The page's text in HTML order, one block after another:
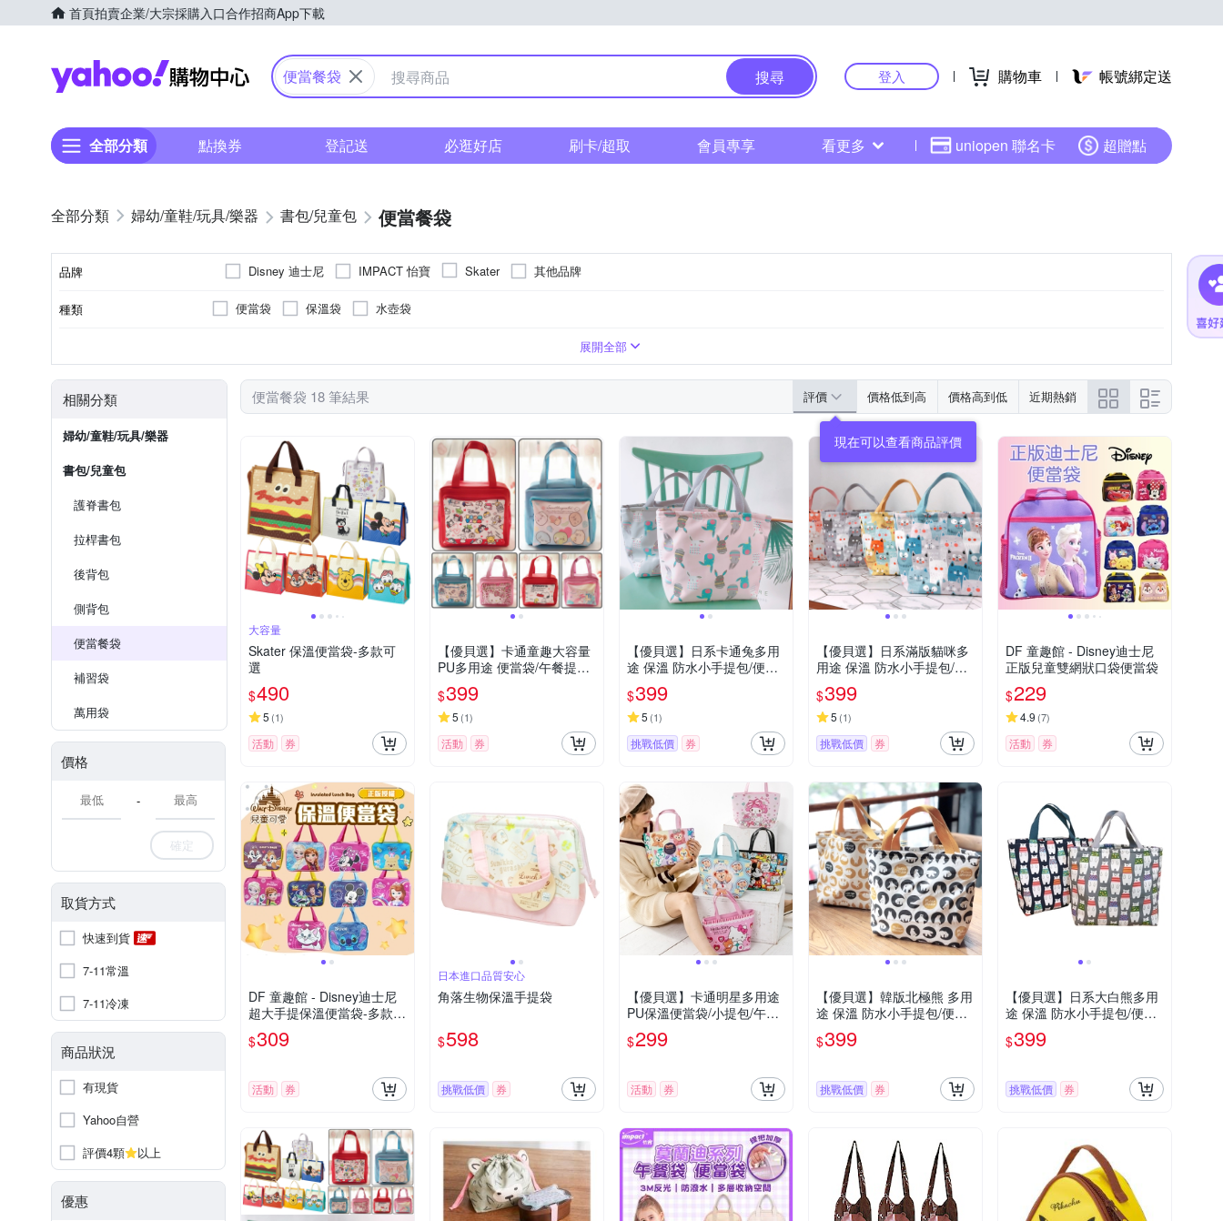
首頁拍賣企業/大宗採購入口合作招商App下載
Yahoo購物中心
便當餐袋 搜尋 登入 購物車 帳號綁定送
全部分類 點換券 登記送 必逛好店 刷卡/超取 會員專享 看更多 uniopen 聯名卡 超贈點
婦幼/童鞋/玩具/樂器 書包/兒童包 便當餐袋
品牌 Disney 迪士尼 IMPACT 怡寶 Skater 其他品牌
種類 便當袋 保溫袋 水壺袋
展開全部
相關分類
婦幼/童鞋/玩具/樂器
書包/兒童包
護脊書包
拉桿書包
後背包
側背包
便當餐袋
補習袋
萬用袋
價格
-
確定
取貨方式
快速到貨
7-11常溫
7-11冷凍
商品狀況
有現貨
Yahoo自營
評價4顆
以上
優惠
便當餐袋 18 筆結果 評價 價格低到高 價格高到低 近期熱銷
現在可以查看商品評價
大容量
Skater 保溫便當袋-多款可
選
$490
5 (1)
活動 券
【優貝選】卡通童趣大容量
PU多用途 便當袋/午餐提包/
媽媽提包
$399
5 (1)
活動 券
【優貝選】日系卡通兔多用
途 保溫 防水小手提包/便當
袋/午餐提包(4色)
$399
5 (1)
挑戰低價 券
【優貝選】日系滿版貓咪多
用途 保溫 防水小手提包/便
當袋/午餐提包(4色)
$399
5 (1)
挑戰低價 券
DF 童趣館 - Disney迪士尼
正版兒童雙網狀口袋便當袋
$229
4.9 (7)
活動 券
DF 童趣館 - Disney迪士尼
超大手提保溫便當袋-多款可
選
$309
活動 券
日本進口品質安心
角落生物保溫手提袋
$598
挑戰低價 券
【優貝選】卡通明星多用途
PU保溫便當袋/小提包/午餐
包
$299
活動 券
【優貝選】韓版北極熊 多用
途 保溫 防水小手提包/便當
袋/午餐提包(3色)
$399
挑戰低價 券
【優貝選】日系大白熊多用
途 保溫 防水小手提包/便當
袋/午餐提包(2色)
$399
挑戰低價 券